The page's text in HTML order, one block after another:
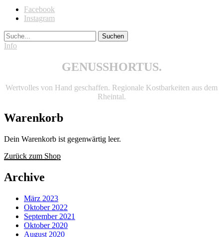
Facebook
Instagram
Suche
Info
GENUSSHORTUS.
Wertvolles von Hand geschaffen. Regionale Kostbarkeiten aus dem
Rheintal.
Warenkorb
Dein Warenkorb ist gegenwärtig leer.
Zurück zum Shop
Archive
März 2023
Oktober 2022
September 2021
Oktober 2020
August 2020